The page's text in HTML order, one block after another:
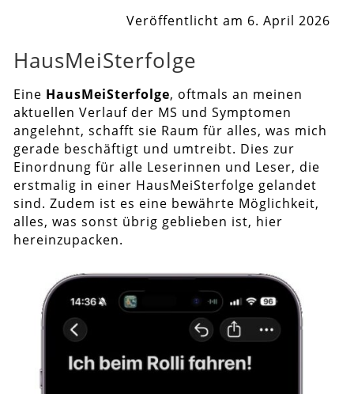
Veröffentlicht am 6. April 2026
HausMeiSterfolge
Eine HausMeiSterfolge, oftmals an meinen
aktuellen Verlauf der MS und Symptomen
angelehnt, schafft sie Raum für alles, was mich
gerade beschäftigt und umtreibt. Dies zur
Einordnung für alle Leserinnen und Leser, die
erstmalig in einer HausMeiSterfolge gelandet
sind. Zudem ist es eine bewährte Möglichkeit,
alles, was sonst übrig geblieben ist, hier
hereinzupacken.